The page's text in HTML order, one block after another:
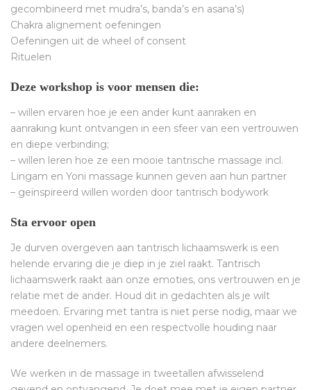
gecombineerd met mudra’s, banda’s en asana’s)
Chakra alignement oefeningen
Oefeningen uit de wheel of consent
Rituelen
Deze workshop is voor mensen die:
– willen ervaren hoe je een ander kunt aanraken en
aanraking kunt ontvangen in een sfeer van een vertrouwen
en diepe verbinding;
– willen leren hoe ze een mooie tantrische massage incl.
Lingam en Yoni massage kunnen geven aan hun partner
– geïnspireerd willen worden door tantrisch bodywork
Sta ervoor open
Je durven overgeven aan tantrisch lichaamswerk is een
helende ervaring die je diep in je ziel raakt. Tantrisch
lichaamswerk raakt aan onze emoties, ons vertrouwen en je
relatie met de ander. Houd dit in gedachten als je wilt
meedoen. Ervaring met tantra is niet perse nodig, maar we
vragen wel openheid en een respectvolle houding naar
andere deelnemers.
We werken in de massage in tweetallen afwisselend